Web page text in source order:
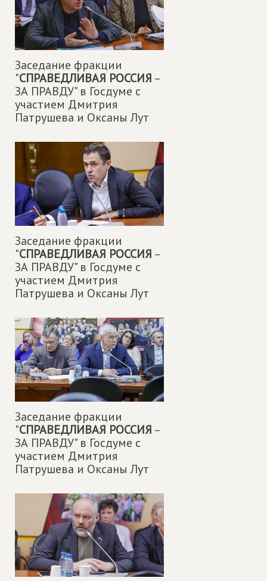
Заседание фракции
"СПРАВЕДЛИВАЯ РОССИЯ –
ЗА ПРАВДУ" в Госдуме с
участием Дмитрия
Патрушева и Оксаны Лут
Заседание фракции
"СПРАВЕДЛИВАЯ РОССИЯ –
ЗА ПРАВДУ" в Госдуме с
участием Дмитрия
Патрушева и Оксаны Лут
Заседание фракции
"СПРАВЕДЛИВАЯ РОССИЯ –
ЗА ПРАВДУ" в Госдуме с
участием Дмитрия
Патрушева и Оксаны Лут